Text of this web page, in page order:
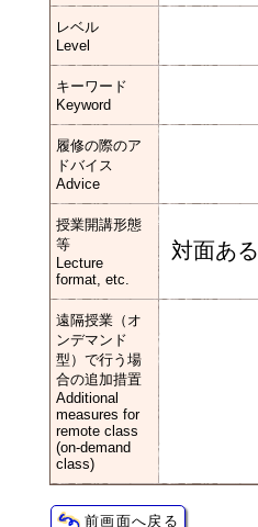
レベル
Level
キーワード
Keyword
履修の際のア
ドバイス
Advice
授業開講形態
等
Lecture
format, etc.
対面あ
遠隔授業（オ
ンデマンド
型）で行う場
合の追加措置
Additional
measures for
remote class
(on-demand
class)